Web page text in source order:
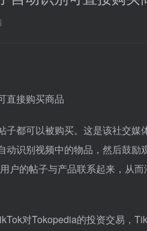
都可以被购买。这是该社交
识别视频中的物品，然后鼓
户的帖子与产品联系起来，从而
对Tokopedia的投资交易，